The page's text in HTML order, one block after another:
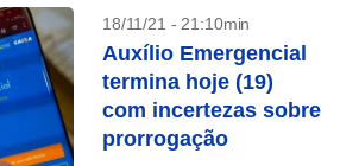
18/11/21 - 21:10min
Auxílio Emergencial
termina hoje (19)
com incertezas sobre
prorrogação